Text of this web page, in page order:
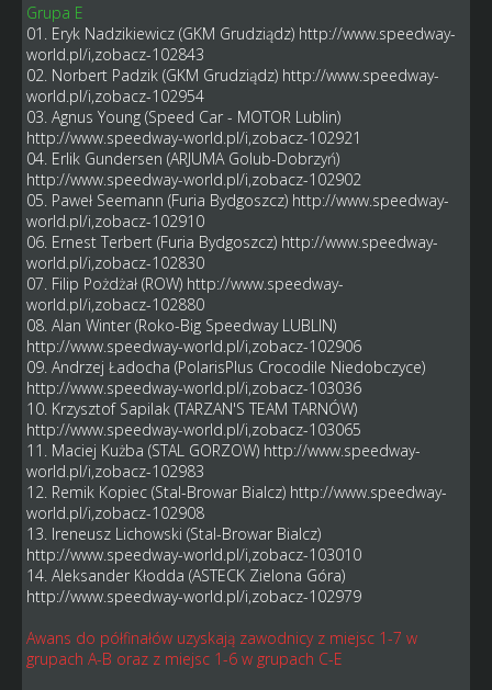
Grupa E
01. Eryk Nadzikiewicz (GKM Grudziądz) http://www.speedway-
world.pl/i,zobacz-102843
02. Norbert Padzik (GKM Grudziądz) http://www.speedway-
world.pl/i,zobacz-102954
03. Agnus Young (Speed Car - MOTOR Lublin)
http://www.speedway-world.pl/i,zobacz-102921
04. Erlik Gundersen (ARJUMA Golub-Dobrzyń)
http://www.speedway-world.pl/i,zobacz-102902
05. Paweł Seemann (Furia Bydgoszcz) http://www.speedway-
world.pl/i,zobacz-102910
06. Ernest Terbert (Furia Bydgoszcz) http://www.speedway-
world.pl/i,zobacz-102830
07. Filip Pożdżał (ROW) http://www.speedway-
world.pl/i,zobacz-102880
08. Alan Winter (Roko-Big Speedway LUBLIN)
http://www.speedway-world.pl/i,zobacz-102906
09. Andrzej Ładocha (PolarisPlus Crocodile Niedobczyce)
http://www.speedway-world.pl/i,zobacz-103036
10. Krzysztof Sapilak (TARZAN'S TEAM TARNÓW)
http://www.speedway-world.pl/i,zobacz-103065
11. Maciej Kużba (STAL GORZOW) http://www.speedway-
world.pl/i,zobacz-102983
12. Remik Kopiec (Stal-Browar Bialcz) http://www.speedway-
world.pl/i,zobacz-102908
13. Ireneusz Lichowski (Stal-Browar Bialcz)
http://www.speedway-world.pl/i,zobacz-103010
14. Aleksander Kłodda (ASTECK Zielona Góra)
http://www.speedway-world.pl/i,zobacz-102979
Awans do półfinałów uzyskają zawodnicy z miejsc 1-7 w
grupach A-B oraz z miejsc 1-6 w grupach C-E